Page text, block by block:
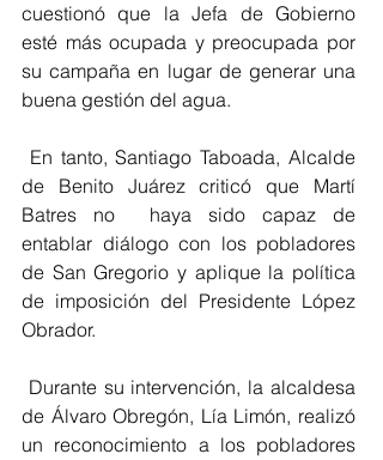
cuestionó que la Jefa de Gobierno
esté más ocupada y preocupada por
su campaña en lugar de generar una
buena gestión del agua.
de Benito Juárez criticó que Martí
Batres no  haya sido capaz de
entablar diálogo con los pobladores
de San Gregorio y aplique la política
de imposición del Presidente López
Obrador.
de Álvaro Obregón, Lía Limón, realizó
un reconocimiento a los pobladores